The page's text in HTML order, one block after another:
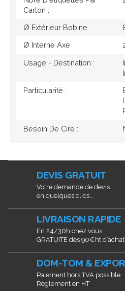
Carton :
Ø Extérieur Bobine
Ø Interne Axe
Usage - Destination :
Particularité :
Besoin De Cire :
DEVIS GRATUIT
Votre demande de devis
en quelques clics...
LIVRAISON RAPIDE
En 24/36h chez vous
GRATUITE dès 90€ht d’achat
DOM-TOM &
Paiement hors TVA possible
Règlement en HT